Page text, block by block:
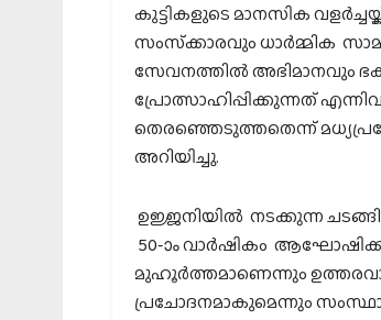
കുട്ടികളുടെ മാനസിക
സംസ്‌ക്കാരവും ധാര്‍മ്മിക
സേവനത്തില്‍ അഭിമാനവും
പ്രോത്സാഹിപ്പിക്കുന്നത്
തെരഞ്ഞെടുത്തതെന്ന്
അറിയിച്ചു.
ഉജ്ജനിയില്‍ നടക്കുന്ന
50-ാം വാര്‍ഷികം
മുഹൂര്‍ത്തമാണെന്നും
പ്രചോദനമാകുമെന്നും